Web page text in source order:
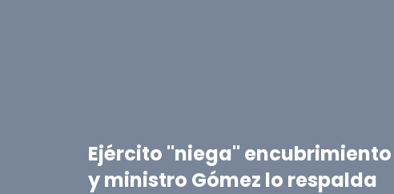
Ejército "niega" encubrimiento
y ministro Gómez lo respalda